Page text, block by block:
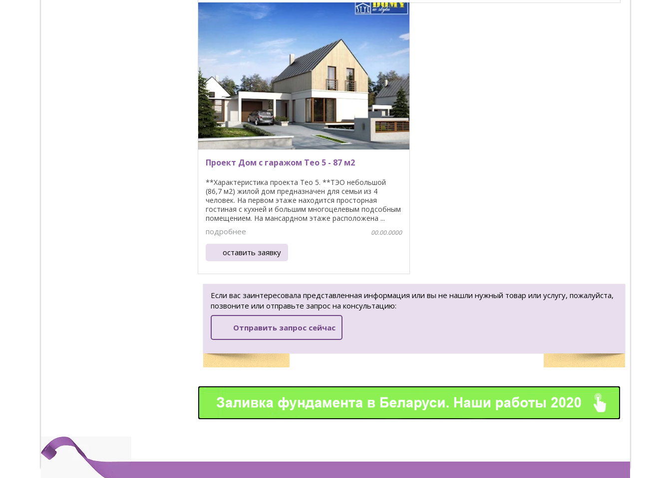
Проект Дом с гаражом Teo 5 - 87 м2
**Характеристика проекта Teo 5. **ТЭО небольшой
(86,7 м2) жилой дом предназначен для семьи из 4
человек. На первом этаже находится просторная
гостиная с кухней и большим многоцелевым подсобным
помещением. На мансардном этаже расположена ...
подробнее 00.00.0000
оставить заявку
Если вас заинтересовала представленная информация или вы не нашли нужный товар или услугу, пожалуйста,
позвоните или отправьте запрос на консультацию:
Отправить запрос сейчас